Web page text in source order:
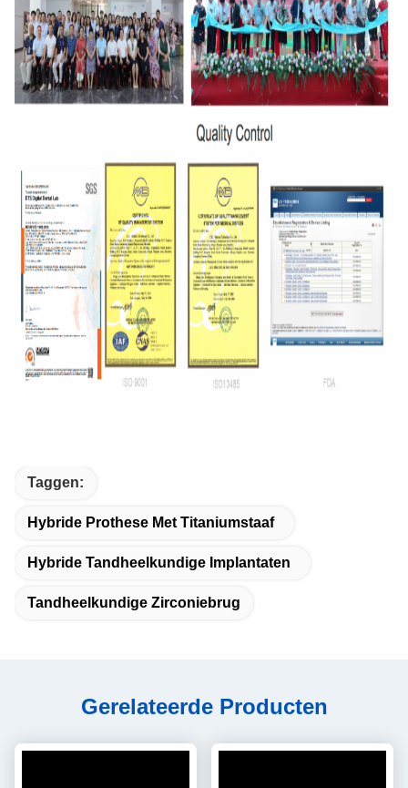
Taggen:
Hybride Prothese Met Titaniumstaaf
Hybride Tandheelkundige Implantaten
Tandheelkundige Zirconiebrug
Gerelateerde Producten